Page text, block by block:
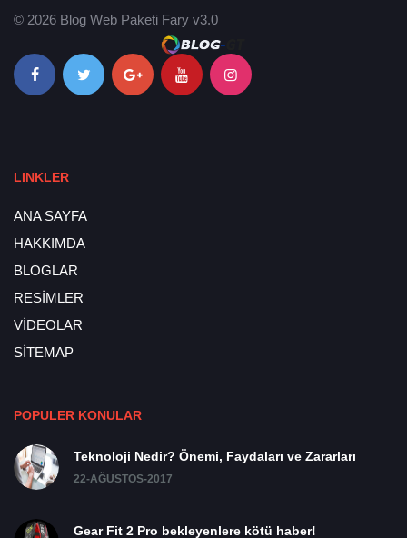
© 2026 Blog Web Paketi Fary v3.0
LINKLER
ANA SAYFA
HAKKIMDA
BLOGLAR
RESİMLER
VİDEOLAR
SİTEMAP
POPULER KONULAR
Teknoloji Nedir? Önemi, Faydaları ve Zararları
22-AĞUSTOS-2017
Gear Fit 2 Pro bekleyenlere kötü haber!